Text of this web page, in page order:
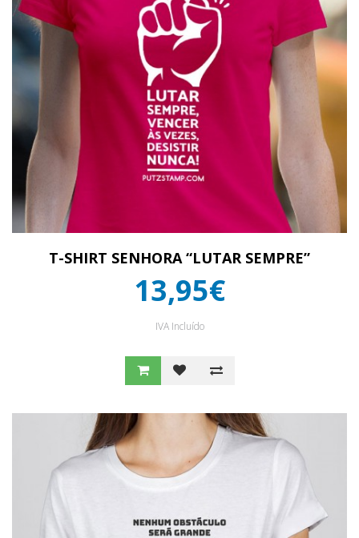
T-SHIRT SENHORA “LUTAR SEMPRE”
13,95€
IVA Incluído